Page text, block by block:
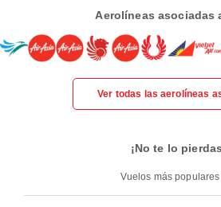
Aerolíneas asociadas
Ver todas las aerolíneas
¡No te lo
Vuelos más populares